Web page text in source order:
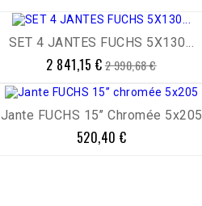
SET 4 JANTES FUCHS 5X130...
Prix
2 841,15 €Prix
base
2 990,68 €
Jante FUCHS 15’’ Chromée 5x205
Prix
520,40 €